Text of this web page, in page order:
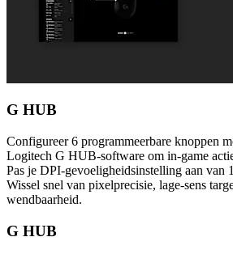
G HUB
Configureer 6 programmeerbare knoppen
Logitech G HUB-software om in-game
Pas je DPI-gevoeligheidsinstelling aan van
Wissel snel van pixelprecisie, lage-sens
wendbaarheid.
G HUB